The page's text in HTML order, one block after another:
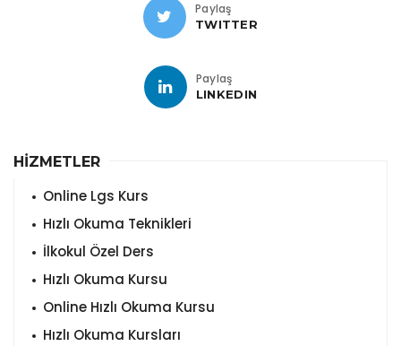
Paylaş
TWITTER
Paylaş
LINKEDIN
HİZMETLER
Online Lgs Kurs
Hızlı Okuma Teknikleri
İlkokul Özel Ders
Hızlı Okuma Kursu
Online Hızlı Okuma Kursu
Hızlı Okuma Kursları